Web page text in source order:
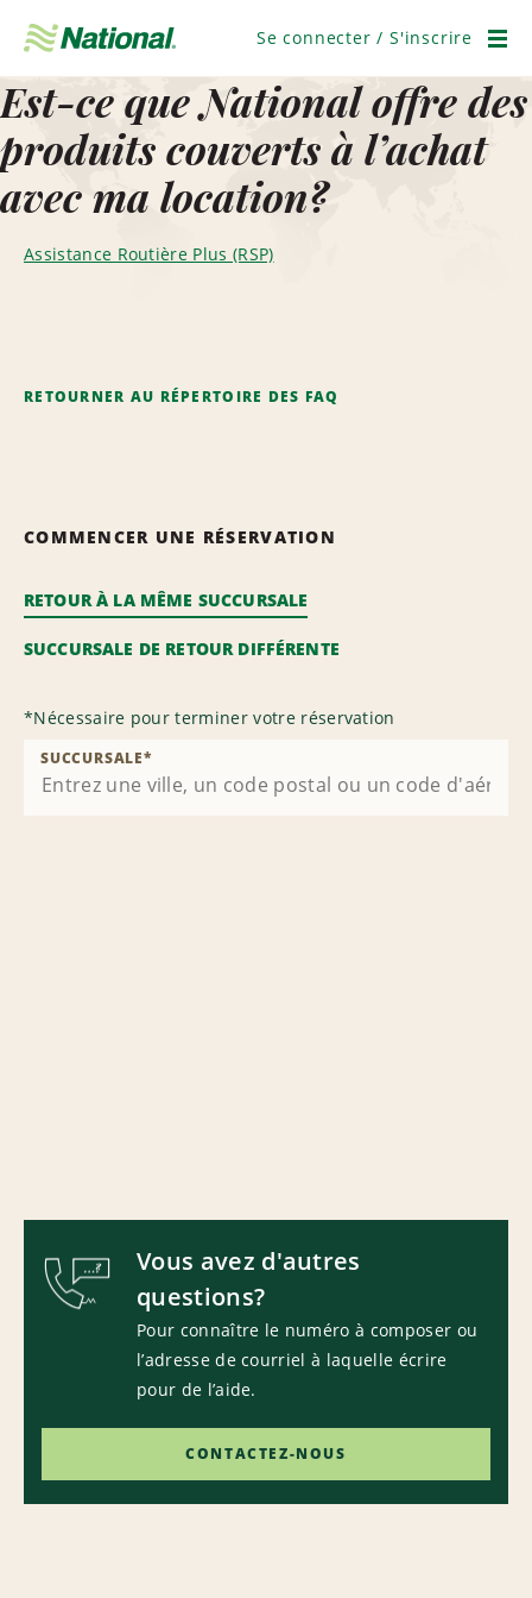
navigation
Se connecter / S'inscrire
Est-ce que National offre des
produits couverts à l’achat
avec ma location?
Assistance Routière Plus (RSP)
RETOURNER AU RÉPERTOIRE DES FAQ
COMMENCER UNE RÉSERVATION
RETOUR À LA MÊME SUCCURSALE
SUCCURSALE DE RETOUR DIFFÉRENTE
*Nécessaire pour terminer votre réservation
SUCCURSALE*
Vous avez d'autres
questions?
Pour connaître le numéro à composer ou
l’adresse de courriel à laquelle écrire
pour de l’aide.
CONTACTEZ-NOUS